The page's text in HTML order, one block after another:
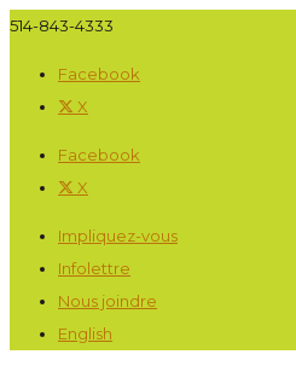
514-843-4333
Facebook
X
Facebook
X
Impliquez-vous
Infolettre
Nous joindre
English